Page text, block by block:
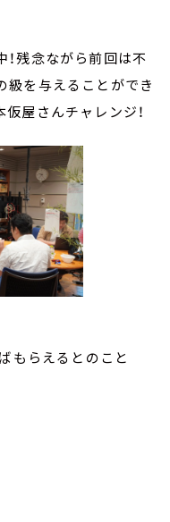
残念ながら前回は不
級を与えることができ
屋さんチャレンジ！
もらえるとのこと